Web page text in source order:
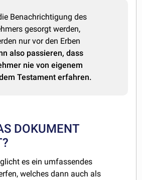
Benachrichtigung des
gesorgt werden,
nur vor den Erben
also passieren, dass
nie von eigenem
Testament erfahren.
DOKUMENT
es ein umfassendes
welches dann auch als